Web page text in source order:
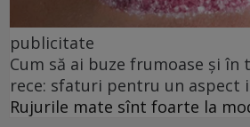
publicitate
Cum să ai buze frumoase şi în
rece: sfaturi pentru un aspect
Rujurile mate sînt foarte la